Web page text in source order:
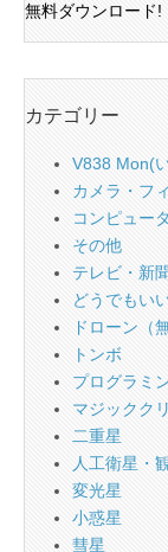
無料ダウンロード!
カテゴリー
V838 Mon(
カメラ・フ
コンピュー
その他
テレビ・新
どうでもい
ドローン（
トンボ
プログラミ
マジックク
二重星
人工衛星・
変光星
小惑星
彗星